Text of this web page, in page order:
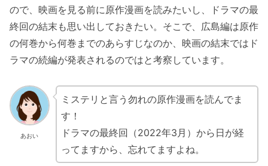
ので、映画を見る前に原作漫画を読みたいし、ドラマの最
終回の結末も思い出しておきたい。そこで、広島編は原作
の何巻から何巻までのあらすじなのか、映画の結末ではド
ラマの続編が発表されるのではと考察しています。
あおい
ミステリと言う勿れの原作漫画を読んでま
す！
ドラマの最終回（2022年3月）から日が経
ってますから、忘れてますよね。